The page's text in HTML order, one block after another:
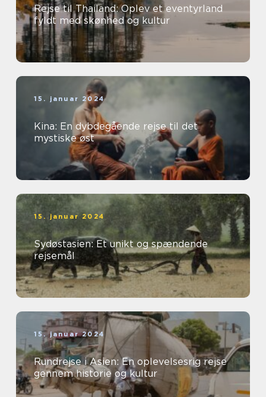
Rejse til Thailand: Oplev et eventyrland
fyldt med skønhed og kultur
15. januar 2024
Kina: En dybdegående rejse til det
mystiske øst
15. januar 2024
Sydøstasien: Et unikt og spændende
rejsemål
15. januar 2024
Rundrejse i Asien: En oplevelsesrig rejse
gennem historie og kultur